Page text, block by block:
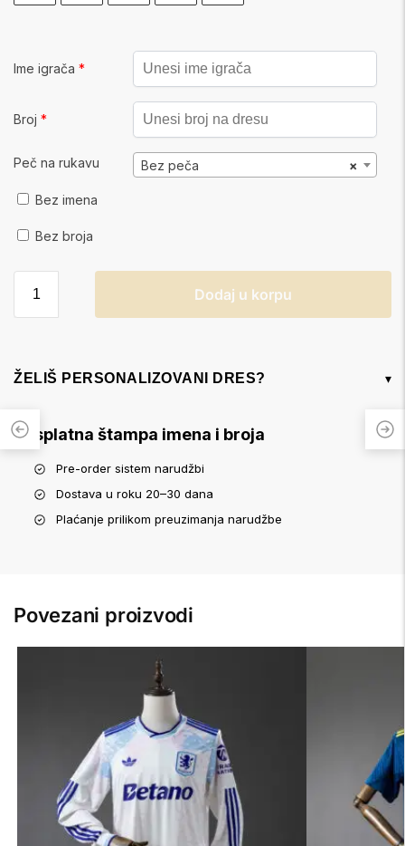
Ime igrača *
Broj *
Peč na rukavu ×
Bez peča
Bez imena
Bez broja
Dodaj u korpu
ŽELIŠ PERSONALIZOVANI DRES? ▾
Besplatna štampa imena i broja
Pre-order sistem narudžbi
Dostava u roku 20–30 dana
Plaćanje prilikom preuzimanja narudžbe
Povezani proizvodi